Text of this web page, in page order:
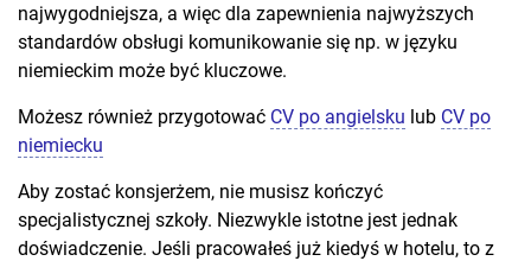
najwygodniejsza, a więc dla zapewnienia najwyższych
standardów obsługi komunikowanie się np. w języku
niemieckim może być kluczowe.
Możesz również przygotować CV po angielsku lub CV po
niemiecku
Aby zostać konsjerżem, nie musisz kończyć
specjalistycznej szkoły. Niezwykle istotne jest jednak
doświadczenie. Jeśli pracowałeś już kiedyś w hotelu, to z